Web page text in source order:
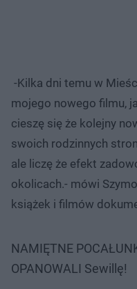
-Kilka dni temu w
mojego nowego filmu,
cieszę się że kolejny
swoich rodzinnych
ale liczę że efekt
okolicach.- mówi
książek i filmów
NAMIĘTNE
OPANOWALI Sewillę!